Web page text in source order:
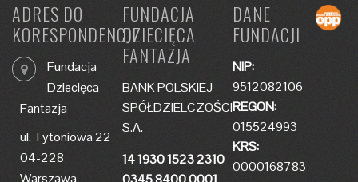
ADRES DO
KORESPONDENCJI
Fundacja
Dziecięca
Fantazja
ul. Tytoniowa 22
04-228
Warszawa
FUNDACJA
DZIECIĘCA
FANTAZJA
BANK POLSKIEJ
SPÓŁDZIELCZOŚCI
S.A.
14 1930 1523 2310
DANE
FUNDACJI
NIP:
9512082106
REGON:
015524993
KRS:
0000168783